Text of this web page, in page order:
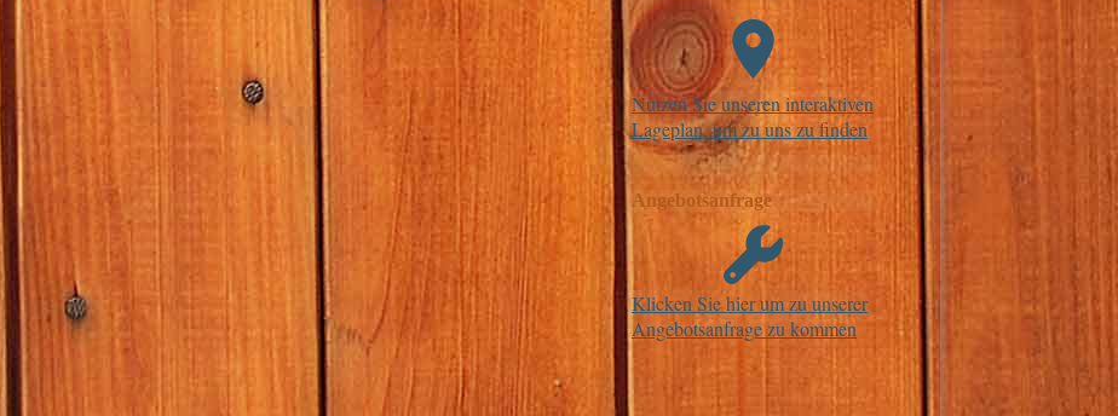
Nutzen Sie unseren interaktiven
La­ge­plan, um zu uns zu finden
Angebotsanfrage
Klicken Sie hier um zu unserer
An­ge­bots­an­fra­ge zu kommen